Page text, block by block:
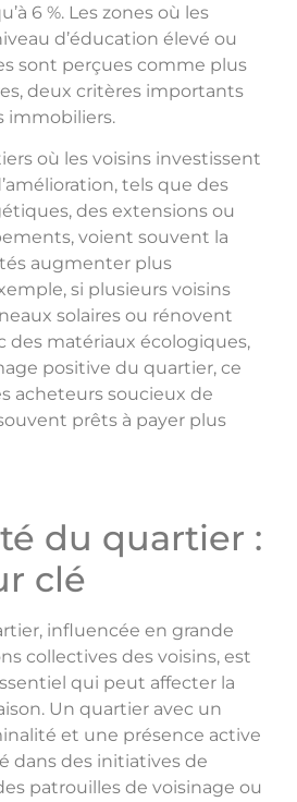
6 %. Les zones où les
d’éducation élevé ou
sont perçues comme plus
deux critères importants
immobiliers.
où les voisins investissent
tels que des
des extensions ou
voient souvent la
augmenter plus
si plusieurs voisins
solaires ou rénovent
des matériaux écologiques,
positive du quartier, ce
acheteurs soucieux de
prêts à payer plus
du quartier :
clé
influencée en grande
collectives des voisins, est
qui peut affecter la
Un quartier avec un
et une présence active
dans des initiatives de
patrouilles de voisinage ou